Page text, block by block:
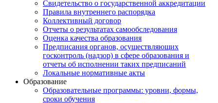
Свидетельство о государственной аккредитации
Правила внутреннего распорядка
Коллективный договор
Отчеты о результатах самообследования
Оценка качества образования
Предписания органов, осуществляющих
госконтроль (надзор) в сфере образования и
отчеты об исполнении таких предписаний
Локальные нормативные акты
Образование
Образовательные программы: уровни, формы,
сроки обучения